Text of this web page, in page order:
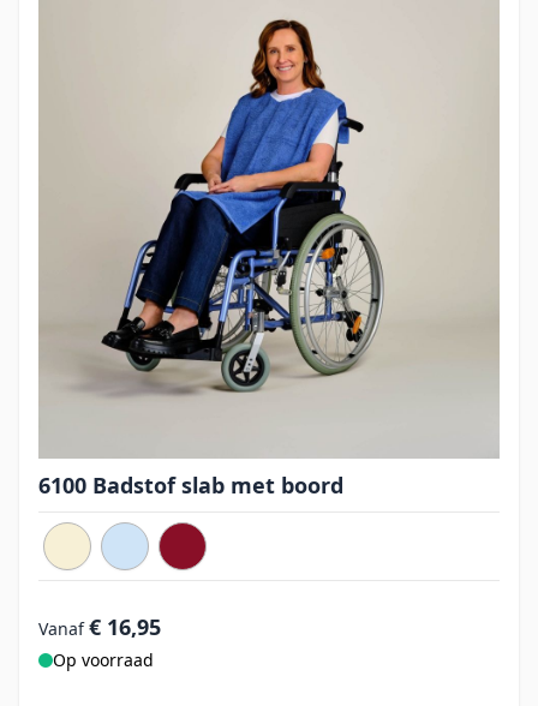
6100 Badstof slab met boord
Vanaf € 16,95
Op voorraad